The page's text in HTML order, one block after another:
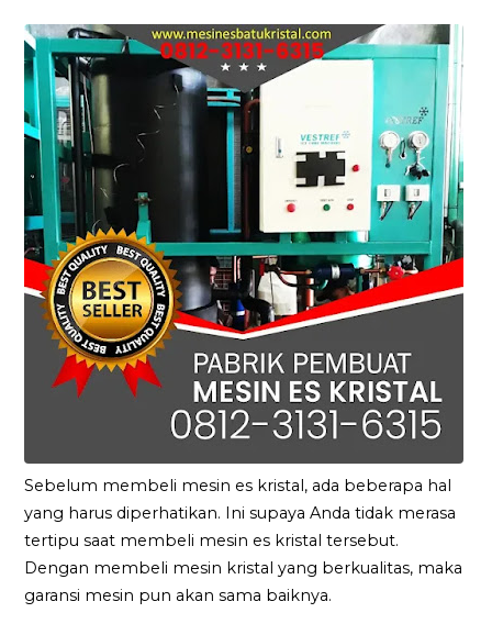
Sebelum membeli mesin es kristal, ada beberapa hal
yang harus diperhatikan. Ini supaya Anda tidak merasa
tertipu saat membeli mesin es kristal tersebut.
Dengan membeli mesin kristal yang berkualitas, maka
garansi mesin pun akan sama baiknya.